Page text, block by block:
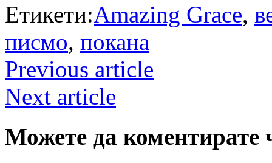
Етикети:Amazing Grace,
писмо, покана
Previous article
Next article
Можете да коментирате